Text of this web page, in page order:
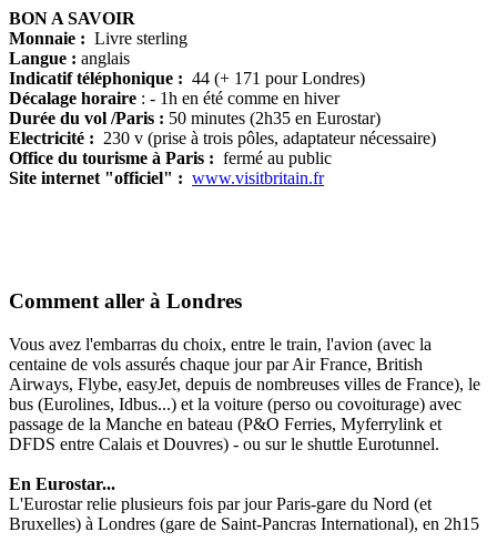
BON A SAVOIR
Monnaie : Livre sterling
Langue : anglais
Indicatif téléphonique : 44 (+ 171 pour Londres)
Décalage horaire : - 1h en été comme en hiver
Durée du vol /Paris : 50 minutes (2h35 en Eurostar)
Electricité : 230 v (prise à trois pôles, adaptateur nécessaire)
Office du tourisme à Paris : fermé au public
Site internet "officiel" : www.visitbritain.fr
Comment aller à Londres
Vous avez l'embarras du choix, entre le train, l'avion (avec la
centaine de vols assurés chaque jour par Air France, British
Airways, Flybe, easyJet, depuis de nombreuses villes de France), le
bus (Eurolines, Idbus...) et la voiture (perso ou covoiturage) avec
passage de la Manche en bateau (P&O Ferries, Myferrylink et
DFDS entre Calais et Douvres) - ou sur le shuttle Eurotunnel.
En Eurostar...
L'Eurostar relie plusieurs fois par jour Paris-gare du Nord (et
Bruxelles) à Londres (gare de Saint-Pancras International), en 2h15